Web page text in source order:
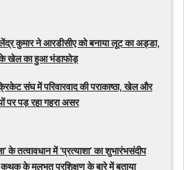
कुमार ने आरडीसीए को बनाया लूट का अड्डा,
खेल का हुआ भंडाफोड़
संघ में परिवारवाद की पराकाष्ठा, खेल और
पर पड़ रहा गहरा असर
के तत्वावधान में ‘प्रत्याशा’ का शुभारंभसंदीप
के मूलभूत प्रशिक्षण के बारे में बताया